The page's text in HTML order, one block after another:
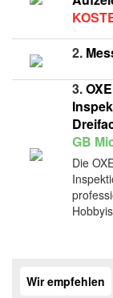
2.
3.
GB
Die
Wir empfehlen